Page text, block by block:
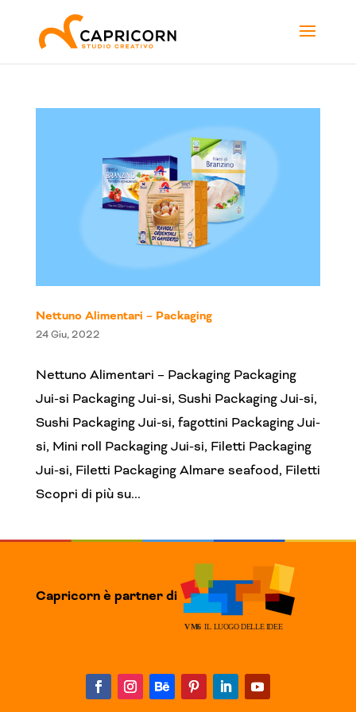
Nettuno Alimentari – Packaging
24 Giu, 2022
Nettuno Alimentari – Packaging Packaging
Jui-si Packaging Jui-si, Sushi Packaging Jui-si,
Sushi Packaging Jui-si, fagottini Packaging Jui-
si, Mini roll Packaging Jui-si, Filetti Packaging
Jui-si, Filetti Packaging Almare seafood, Filetti
Scopri di più su...
Capricorn è partner di